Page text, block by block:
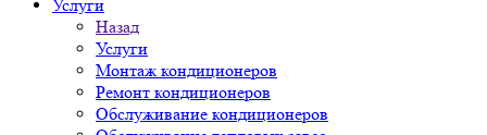
Услуги
Назад
Услуги
Монтаж кондиционеров
Ремонт кондиционеров
Обслуживание кондиционеров